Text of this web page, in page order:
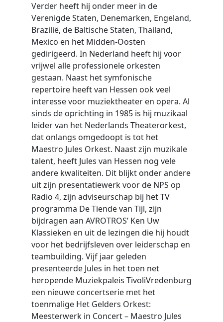
Verder heeft hij onder meer in de
Verenigde Staten, Denemarken, Engeland,
Brazilië, de Baltische Staten, Thailand,
Mexico en het Midden-Oosten
gedirigeerd. In Nederland heeft hij voor
vrijwel alle professionele orkesten
gestaan. Naast het symfonische
repertoire heeft van Hessen ook veel
interesse voor muziektheater en opera. Al
sinds de oprichting in 1985 is hij muzikaal
leider van het Nederlands Theaterorkest,
dat onlangs omgedoopt is tot het
Maestro Jules Orkest. Naast zijn muzikale
talent, heeft Jules van Hessen nog vele
andere kwaliteiten. Dit blijkt onder andere
uit zijn presentatiewerk voor de NPS op
Radio 4, zijn adviseurschap bij het TV
programma De Tiende van Tijl, zijn
bijdragen aan AVROTROS’ Ken Uw
Klassieken en uit de lezingen die hij houdt
voor het bedrijfsleven over leiderschap en
teambuilding. Vijf jaar geleden
presenteerde Jules in het toen net
heropende Muziekpaleis TivoliVredenburg
een nieuwe concertserie met het
toenmalige Het Gelders Orkest:
Meesterwerk in Concert – Maestro Jules